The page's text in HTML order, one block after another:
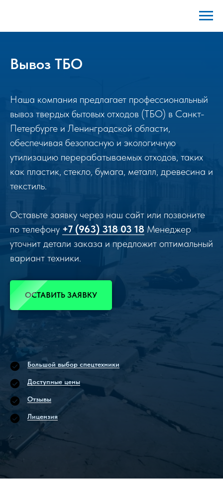
Вывоз ТБО
Наша компания предлагает профессиональный
вывоз твердых бытовых отходов (ТБО) в Санкт-
Петербурге и Ленинградской области,
обеспечивая безопасную и экологичную
утилизацию перерабатываемых отходов, таких
как пластик, стекло, бумага, металл, древесина и
текстиль.
Оставьте заявку через наш сайт или позвоните
по телефону +7 (963) 318 03 18 Менеджер
уточнит детали заказа и предложит оптимальный
вариант техники.
ОСТАВИТЬ ЗАЯВКУ
Большой выбор спецтехники
Доступные цены
Отзывы
Лицензия